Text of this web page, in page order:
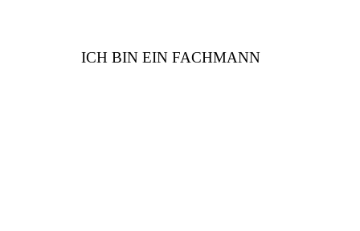
ICH BIN EIN FACHMANN